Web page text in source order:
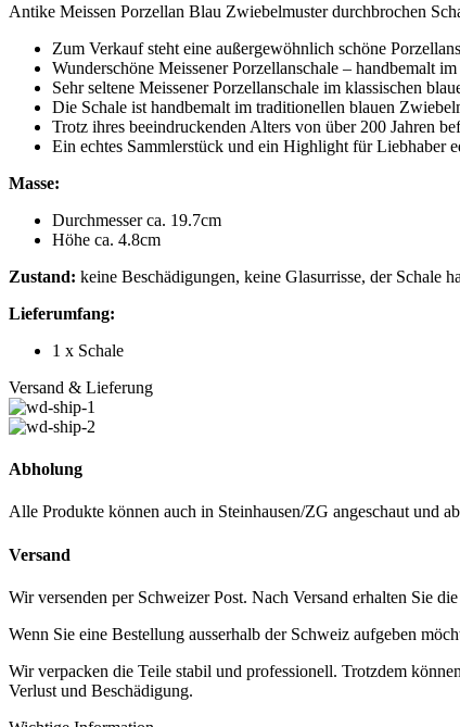
Antike Meissen Porzellan Blau Zwiebelmuster durchbrochen
Zum Verkauf steht eine außergewöhnlich schöne
Wunderschöne Meissener Porzellanschale – handbemalt
Sehr seltene Meissener Porzellanschale im klassischen
Die Schale ist handbemalt im traditionellen blauen
Trotz ihres beeindruckenden Alters von über 200 Jahren
Ein echtes Sammlerstück und ein Highlight für Liebhaber
Masse:
Durchmesser ca. 19.7cm
Höhe ca. 4.8cm
Zustand: keine Beschädigungen, keine Glasurrisse, der Schale
Lieferumfang:
1 x Schale
Versand & Lieferung
Abholung
Alle Produkte können auch in Steinhausen/ZG angeschaut und
Versand
Wir versenden per Schweizer Post. Nach Versand erhalten Sie
Wenn Sie eine Bestellung ausserhalb der Schweiz aufgeben
Wir verpacken die Teile stabil und professionell. Trotzdem
Verlust und Beschädigung.